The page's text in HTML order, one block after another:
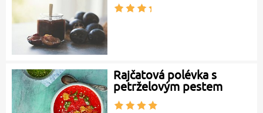
Rajčatová polévka s
petrželovým pestem